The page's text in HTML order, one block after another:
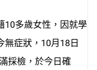
10多歲女性，因就學
無症狀，10月18日
採檢，於今日確